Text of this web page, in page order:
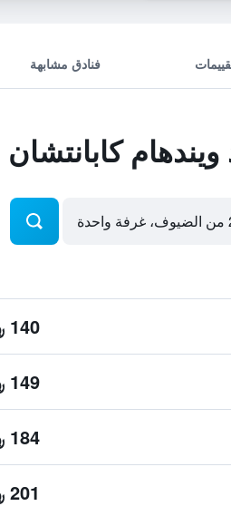
فنادق مشابهة
كابانتشان
140 ﷼
149 ﷼
184 ﷼
201 ﷼